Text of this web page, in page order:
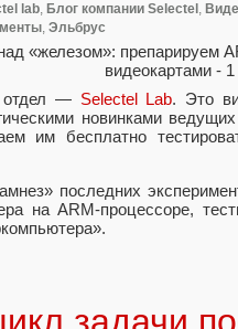
lab, Блог компании Selectel ,
, Эльбрус
отдел — Selectel Lab. Это
новинками
им бесплатно
последних
на ARM-процессоре,